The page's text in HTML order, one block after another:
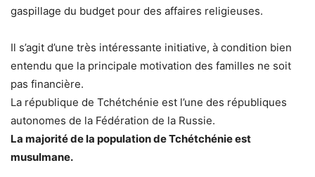
gaspillage du budget pour des affaires religieuses.
Il s’agit d’une très intéressante initiative, à condition bien
entendu que la principale motivation des familles ne soit
pas financière.
La république de Tchétchénie est l’une des républiques
autonomes de la Fédération de la Russie.
La majorité de la population de Tchétchénie est
musulmane.